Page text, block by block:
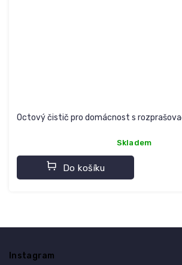
Octový čistič pro domácnost s
Skladem
Do košíku
Instagram